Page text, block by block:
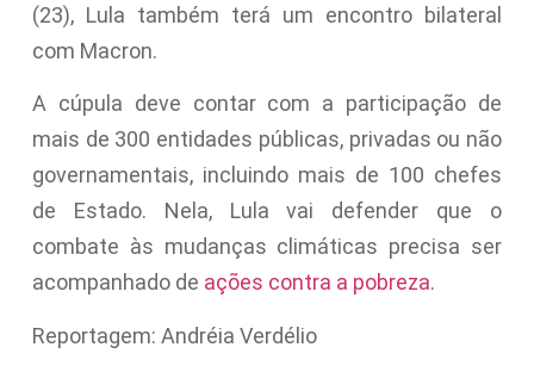
(23), Lula também terá um encontro bilateral
com Macron.
A cúpula deve contar com a participação de
mais de 300 entidades públicas, privadas ou não
governamentais, incluindo mais de 100 chefes
de Estado. Nela, Lula vai defender que o
combate às mudanças climáticas precisa ser
acompanhado de ações contra a pobreza.
Reportagem: Andréia Verdélio